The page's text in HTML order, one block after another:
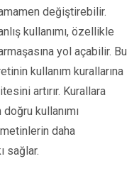
değiştirebilir.
kullanımı, özellikle
yol açabilir. Bu
kullanım kurallarına
artırır. Kurallara
kullanımı
daha
sağlar.